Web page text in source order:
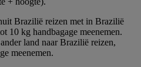
Brazilië reizen met in Brazilië
10 kg handbagage meenemen.
land naar Brazilië reizen,
meenemen.